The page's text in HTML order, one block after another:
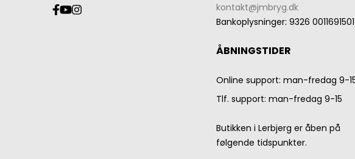
kontakt@jmbryg.dk
Bankoplysninger: 9326 0011691501
ÅBNINGSTIDER
Online support: man-fredag 9-
Tlf. support: man-fredag 9-15
Butikken i Lerbjerg er åben på
følgende tidspunkter.